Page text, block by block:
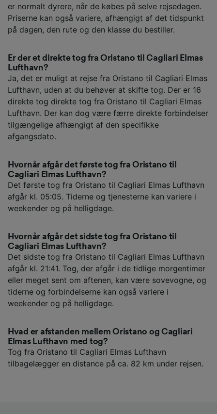
er normalt dyrere, når de købes på selve rejsedagen.
Priserne kan også variere, afhængigt af det tidspunkt
på dagen, den rute og den klasse du bestiller.
Er der et direkte tog fra Oristano til Cagliari Elmas
Lufthavn?
Ja, det er muligt at rejse fra Oristano til Cagliari Elmas
Lufthavn, uden at du behøver at skifte tog. Der er 16
direkte tog direkte tog fra Oristano til Cagliari Elmas
Lufthavn. Der kan dog være færre direkte forbindelser
tilgængelige afhængigt af den specifikke
afgangsdato.
Hvornår afgår det første tog fra Oristano til
Cagliari Elmas Lufthavn?
Det første tog fra Oristano til Cagliari Elmas Lufthavn
afgår kl. 05:05. Tiderne og tjenesterne kan variere i
weekender og på helligdage.
Hvornår afgår det sidste tog fra Oristano til
Cagliari Elmas Lufthavn?
Det sidste tog fra Oristano til Cagliari Elmas Lufthavn
afgår kl. 21:41. Tog, der afgår i de tidlige morgentimer
eller meget sent om aftenen, kan være sovevogne, og
tiderne og forbindelserne kan også variere i
weekender og på helligdage.
Hvad er afstanden mellem Oristano og Cagliari
Elmas Lufthavn med tog?
Tog fra Oristano til Cagliari Elmas Lufthavn
tilbagelægger en distance på ca. 82 km under rejsen.